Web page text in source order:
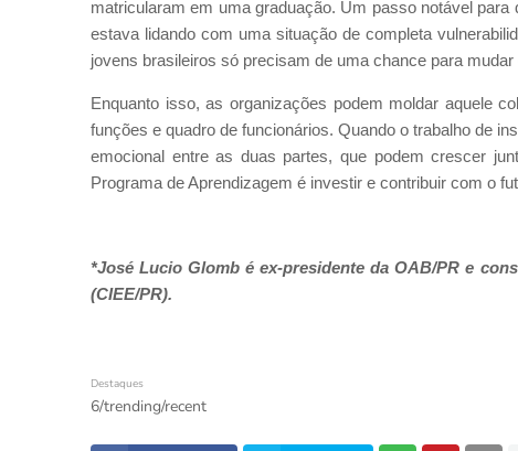
matricularam em uma graduação. Um passo notável
estava lidando com uma situação de completa
jovens brasileiros só precisam de uma chance para
Enquanto isso, as organizações podem moldar aquele
funções e quadro de funcionários. Quando o trabalho de
emocional entre as duas partes, que podem crescer
Programa de Aprendizagem é investir e contribuir com o
*José Lucio Glomb é ex-presidente da OAB/PR e
(CIEE/PR).
Destaques
6/trending/recent